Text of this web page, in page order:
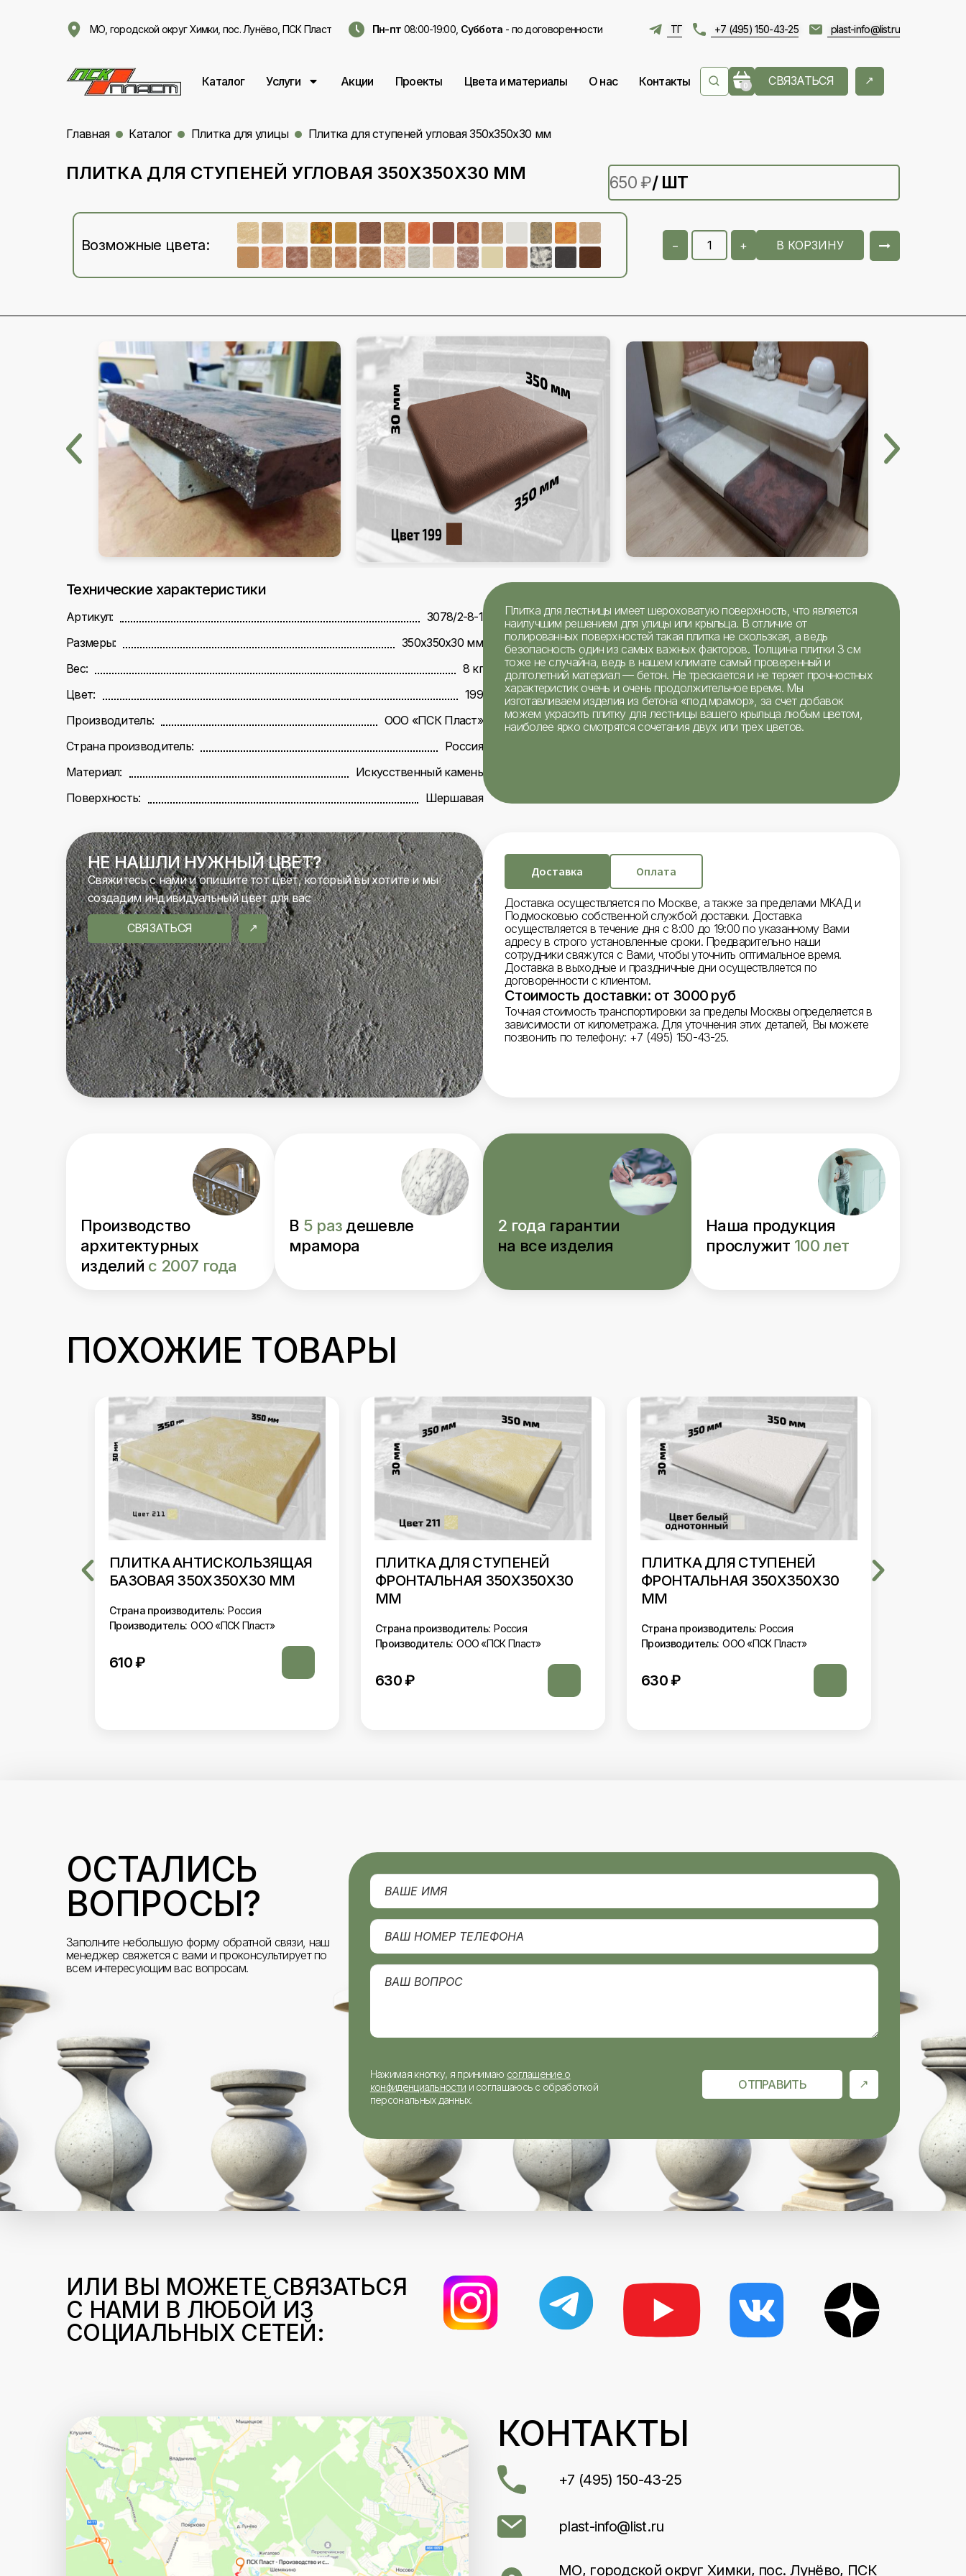
МО, городской округ Химки, пос. Лунёво, ПСК Пласт Пн-пт 08:00-19:00, Суббота - по договоренности ТГ +7 (495) 150-43-25 plast-info@list.ru
Каталог Услуги Акции Проекты Цвета и материалы О нас Контакты 0 СВЯЗАТЬСЯ
Главная Каталог Плитка для улицы Плитка для ступеней угловая 350х350х30 мм
ПЛИТКА ДЛЯ СТУПЕНЕЙ УГЛОВАЯ 350Х350Х30 ММ 650 ₽/ ШТ
Возможные цвета: − + В КОРЗИНУ
Технические характеристики
Артикул:
3078/2-8-1
Размеры:
350х350х30 мм
Вес:
8 кг
Цвет:
199
Производитель:
ООО «ПСК Пласт»
Страна производитель:
Россия
Материал:
Искусственный камень
Поверхность:
Шершавая
Плитка для лестницы имеет шероховатую поверхность, что является
наилучшим решением для улицы или крыльца. В отличие от
полированных поверхностей такая плитка не скользкая, а ведь
безопасность один из самых важных факторов. Толщина плитки 3 см
тоже не случайна, ведь в нашем климате самый проверенный и
долголетний материал — бетон. Не трескается и не теряет прочностных
характеристик очень и очень продолжительное время. Мы
изготавливаем изделия из бетона «под мрамор», за счет добавок
можем украсить плитку для лестницы вашего крыльца любым цветом,
наиболее ярко смотрятся сочетания двух или трех цветов.
НЕ НАШЛИ НУЖНЫЙ ЦВЕТ?
Свяжитесь с нами и опишите тот цвет, который вы хотите и мы
создадим индивидуальный цвет для вас
СВЯЗАТЬСЯ
Доставка Оплата
Доставка осуществляется по Москве, а также за пределами МКАД и
Подмосковью собственной службой доставки. Доставка
осуществляется в течение дня с 8:00 до 19:00 по указанному Вами
адресу в строго установленные сроки. Предварительно наши
сотрудники свяжутся с Вами, чтобы уточнить оптимальное время.
Доставка в выходные и праздничные дни осуществляется по
договоренности с клиентом.
Стоимость доставки: от 3000 руб
Точная стоимость транспортировки за пределы Москвы определяется в
зависимости от километража. Для уточнения этих деталей, Вы можете
позвонить по телефону: +7 (495) 150-43-25.
Производство
архитектурных
изделий с 2007 года
В 5 раз дешевле
мрамора
2 года гарантии
на все изделия
Наша продукция
прослужит 100 лет
ПОХОЖИЕ ТОВАРЫ
ПЛИТКА АНТИСКОЛЬЗЯЩАЯ
БАЗОВАЯ 350Х350Х30 ММ
Страна производитель: Россия
Производитель: ООО «ПСК Пласт»
610₽
ПЛИТКА ДЛЯ СТУПЕНЕЙ
ФРОНТАЛЬНАЯ 350Х350Х30
ММ
Страна производитель: Россия
Производитель: ООО «ПСК Пласт»
630₽
ПЛИТКА ДЛЯ СТУПЕНЕЙ
ФРОНТАЛЬНАЯ 350Х350Х30
ММ
Страна производитель: Россия
Производитель: ООО «ПСК Пласт»
630₽
ОСТАЛИСЬ
ВОПРОСЫ?
Заполните небольшую форму обратной связи, наш
менеджер свяжется с вами и проконсультирует по
всем интересующим вас вопросам.
Нажимая кнопку, я принимаю соглашение о
конфиденциальности и соглашаюсь с обработкой
персональных данных.
ОТПРАВИТЬ
ИЛИ ВЫ МОЖЕТЕ СВЯЗАТЬСЯ
С НАМИ В ЛЮБОЙ ИЗ
СОЦИАЛЬНЫХ СЕТЕЙ:
КОНТАКТЫ
+7 (495) 150-43-25
plast-info@list.ru
МО, городской округ Химки, пос. Лунёво, ПСК